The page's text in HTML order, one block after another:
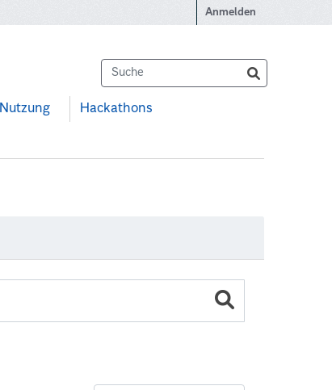
Anmelden
Nutzung Hackathons